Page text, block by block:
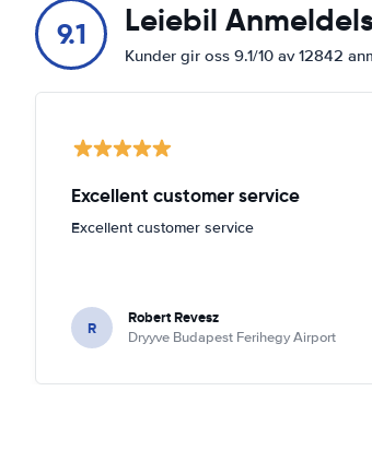
9.1 Leiebil
Kunder gir oss 9.1/10 av 12842
Excellent customer service
Excellent customer service
R Robert Revesz
Dryyve Budapest Ferihegy Airport